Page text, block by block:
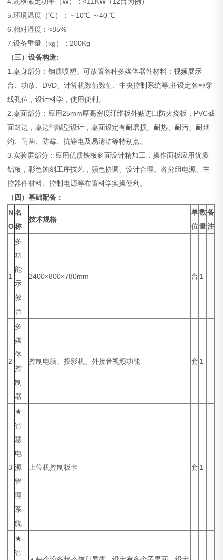
4.规格限定功率（W）：<11KW（12台为例）
5.环境温度（℃）：－10℃ ～40 ℃
6.相对湿度：<85%
7.设备重量（kg）：200Kg
（三）设备构造:
1.桌身部分：钢质喷塑。可放置各种多媒体器件材料：视频展示
台、功放、DVD、计算机数值数值、中央控制系统等,并设定各种穿
线孔位，设计科学，使用便利。
2.桌面部分：应用25mm厚高密度纤维板外贴进口防火烧板，PVC截
面封边，桌边鸭嘴型设计，桌面设定有耐磨损、耐热、耐污、耐烟
灼、耐菌、防霉、抗静电及易清洁等特别点。
3.实验屏部分：应用优质铁板斜面设计精加工，操作面板应用优质
铝板，彩色蚀刻工序技艺，颜色协调、设计合理。各分组电源、主
控器件材料、控制电源等布置科学实操便利。
（四）基础配备：
N
O
名
称
技术规格
单
位
数
量
备
注
1
多
功
能
示
教
台
2400×800×780mm 台 1
2
多
媒
体
控
制
器
控制电脑、投影机、外接音视频功能 套 1
3
★
智
慧
电
源
管
理
系
统
上位机控制板卡 套 1
★
智